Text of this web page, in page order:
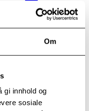
Om
gi innhold og
sosiale
transport til nærmeste